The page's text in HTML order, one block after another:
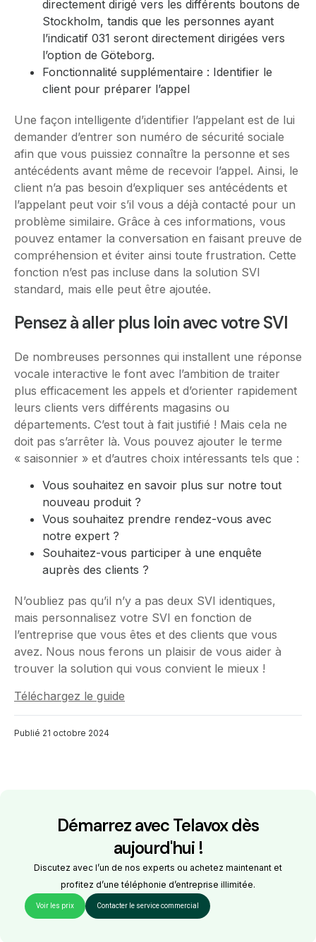
directement dirigé vers les différents boutons de
Stockholm, tandis que les personnes ayant
l’indicatif 031 seront directement dirigées vers
l’option de Göteborg.
Fonctionnalité supplémentaire : Identifier le
client pour préparer l’appel
Une façon intelligente d’identifier l’appelant est de lui
demander d’entrer son numéro de sécurité sociale
afin que vous puissiez connaître la personne et ses
antécédents avant même de recevoir l’appel. Ainsi, le
client n’a pas besoin d’expliquer ses antécédents et
l’appelant peut voir s’il vous a déjà contacté pour un
problème similaire. Grâce à ces informations, vous
pouvez entamer la conversation en faisant preuve de
compréhension et éviter ainsi toute frustration. Cette
fonction n’est pas incluse dans la solution SVI
standard, mais elle peut être ajoutée.
Pensez à aller plus loin avec votre SVI
De nombreuses personnes qui installent une réponse
vocale interactive le font avec l’ambition de traiter
plus efficacement les appels et d’orienter rapidement
leurs clients vers différents magasins ou
départements. C’est tout à fait justifié ! Mais cela ne
doit pas s’arrêter là. Vous pouvez ajouter le terme
« saisonnier » et d’autres choix intéressants tels que :
Vous souhaitez en savoir plus sur notre tout
nouveau produit ?
Vous souhaitez prendre rendez-vous avec
notre expert ?
Souhaitez-vous participer à une enquête
auprès des clients ?
N’oubliez pas qu’il n’y a pas deux SVI identiques,
mais personnalisez votre SVI en fonction de
l’entreprise que vous êtes et des clients que vous
avez. Nous nous ferons un plaisir de vous aider à
trouver la solution qui vous convient le mieux !
Téléchargez le guide
Publié 21 octobre 2024
Démarrez avec Telavox dès
aujourd'hui !
Discutez avec l’un de nos experts ou achetez maintenant et
profitez d’une téléphonie d’entreprise illimitée.
Voir les prix Contacter le service commercial